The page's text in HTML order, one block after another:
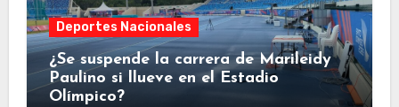
Deportes Nacionales
¿Se suspende la carrera de Marileidy
Paulino si llueve en el Estadio
Olímpico?